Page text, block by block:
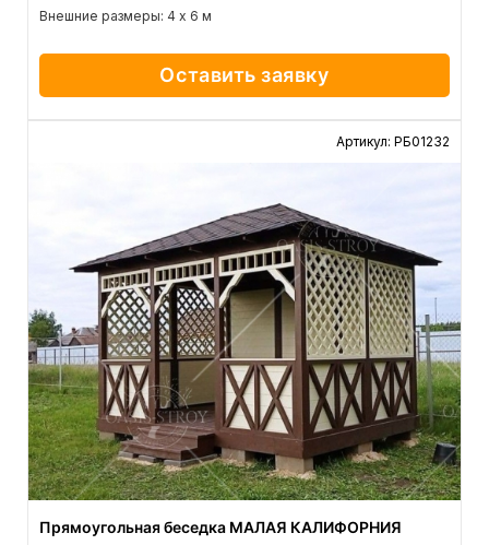
Внешние размеры: 4 х 6 м
Оставить заявку
Артикул: РБ01232
Прямоугольная беседка МАЛАЯ КАЛИФОРНИЯ